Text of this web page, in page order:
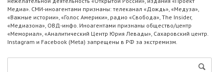
Медиа». СМИ-иноагентами признаны: телеканал «Дождь», «Медуза»,
«Важные истории», «Голос Америки», радио «Свобода», The Insider,
«Медиазона», ОВД-инфо. Иноагентами признаны общество/центр
«Мемориал», «Аналитический Центр Юрия Левады», Сахаровский центр.
Instagram и Facebook (Metа) запрещены в РФ за экстремизм.